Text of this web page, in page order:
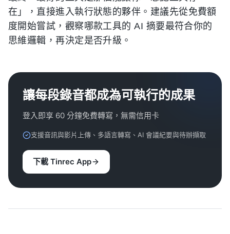
在」，直接進入執行狀態的夥伴。建議先從免費額
度開始嘗試，觀察哪款工具的 AI 摘要最符合你的
思維邏輯，再決定是否升級。
讓每段錄音都成為可執行的成果
登入即享 60 分鐘免費轉寫，無需信用卡
支援音訊與影片上傳、多語言轉寫、AI 會議紀要與待辦擷取
下載 Tinrec App